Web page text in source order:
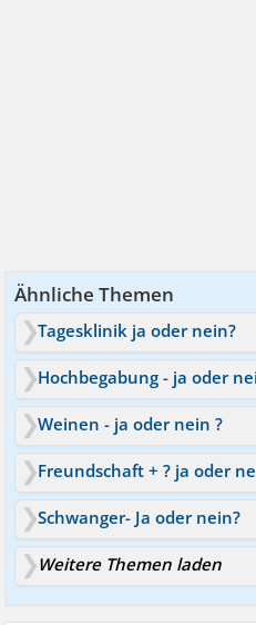
Ähnliche Themen
Tagesklinik ja oder nein?
Hochbegabung - ja oder
Weinen - ja oder nein ?
Freundschaft + ? ja oder
Schwanger- Ja oder nein?
Weitere Themen laden